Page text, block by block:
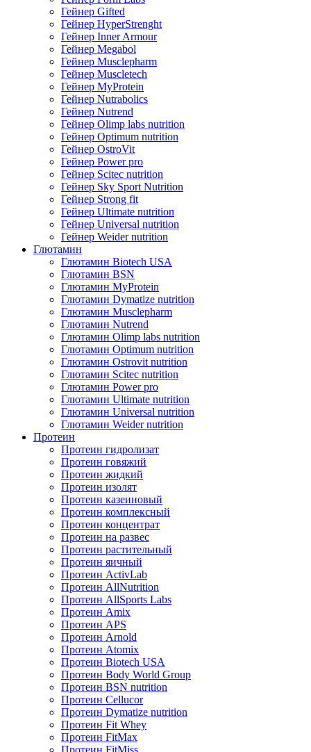
Гейнер Gifted
Гейнер HyperStrenght
Гейнер Inner Armour
Гейнер Megabol
Гейнер Musclepharm
Гейнер Muscletech
Гейнер MyProtein
Гейнер Nutrabolics
Гейнер Nutrend
Гейнер Olimp labs nutrition
Гейнер Optimum nutrition
Гейнер OstroVit
Гейнер Power pro
Гейнер Scitec nutrition
Гейнер Sky Sport Nutrition
Гейнер Strong fit
Гейнер Ultimate nutrition
Гейнер Universal nutrition
Гейнер Weider nutrition
Глютамин
Глютамин Biotech USA
Глютамин BSN
Глютамин MyProtein
Глютамин Dymatize nutrition
Глютамин Musclepharm
Глютамин Nutrend
Глютамин Olimp labs nutrition
Глютамин Optimum nutrition
Глютамин Ostrovit nutrition
Глютамин Scitec nutrition
Глютамин Power pro
Глютамин Ultimate nutrition
Глютамин Universal nutrition
Глютамин Weider nutrition
Протеин
Протеин гидролизат
Протеин говяжий
Протеин жидкий
Протеин изолят
Протеин казеиновый
Протеин комплексный
Протеин концентрат
Протеин на развес
Протеин растительный
Протеин яичный
Протеин ActivLab
Протеин AllNutrition
Протеин AllSports Labs
Протеин Amix
Протеин APS
Протеин Arnold
Протеин Atomix
Протеин Biotech USA
Протеин Body World Group
Протеин BSN nutrition
Протеин Cellucor
Протеин Dymatize nutrition
Протеин Fit Whey
Протеин FitMax
Протеин FitMiss